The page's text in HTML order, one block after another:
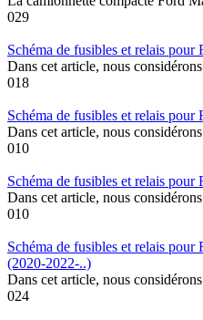
029
Schéma de fusibles et relais
Dans cet article, nous
018
Schéma de fusibles et relais
Dans cet article, nous
010
Schéma de fusibles et relais
Dans cet article, nous
010
Schéma de fusibles et relais
(2020-2022-..)
Dans cet article, nous
024